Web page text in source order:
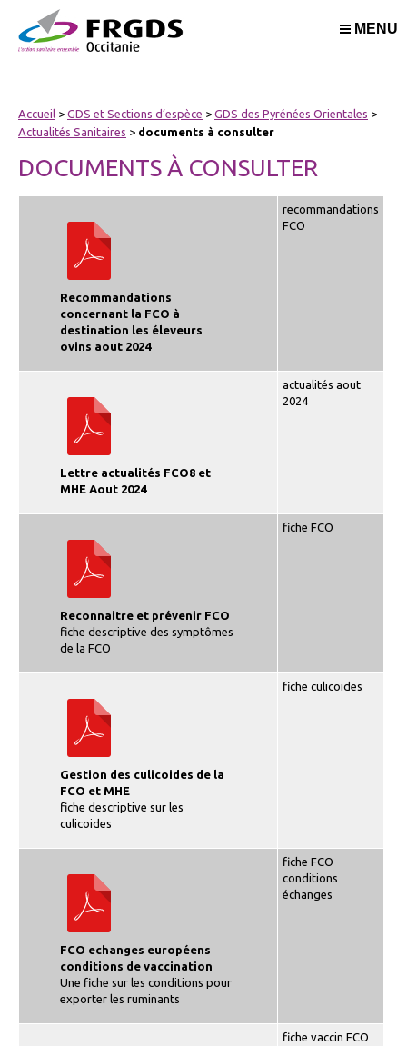
MENU
Accueil > GDS et Sections d’espèce > GDS des Pyrénées Orientales >
Actualités Sanitaires > documents à consulter
DOCUMENTS À CONSULTER
Recommandations
concernant la FCO à
destination les éleveurs
ovins aout 2024
recommandations
FCO
Lettre actualités FCO8 et
MHE Aout 2024
actualités aout
2024
Reconnaitre et prévenir FCO
fiche descriptive des symptômes
de la FCO
fiche FCO
Gestion des culicoides de la
FCO et MHE
fiche descriptive sur les
culicoides
fiche culicoides
FCO echanges européens
conditions de vaccination
Une fiche sur les conditions pour
exporter les ruminants
fiche FCO
conditions
échanges
fiche vaccin FCO